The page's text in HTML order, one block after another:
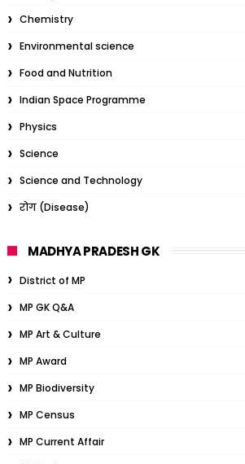
Chemistry
Environmental science
Food and Nutrition
Indian Space Programme
Physics
Science
Science and Technology
रोग (Disease)
MADHYA PRADESH GK
District of MP
MP GK Q&A
MP Art & Culture
MP Award
MP Biodiversity
MP Census
MP Current Affair